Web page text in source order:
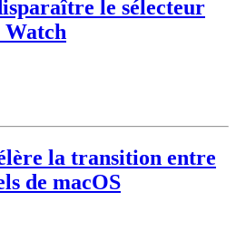
le sélecteur
Watch
la transition entre
de macOS